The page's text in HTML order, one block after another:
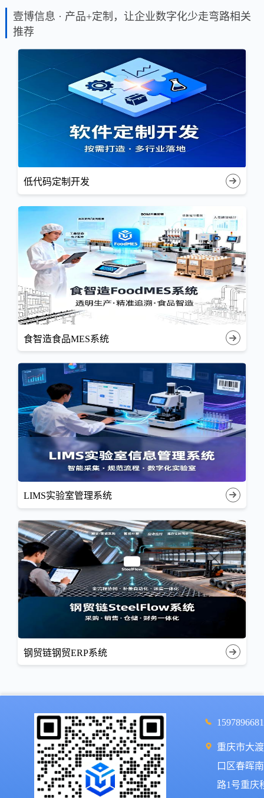
壹博信息 · 产品+定制，让企业数字化少走弯路相关
推荐
低代码定制开发
食智造食品MES系统
LIMS实验室管理系统
钢贸链钢贸ERP系统
重庆市大渡
口区春晖南
路1号重庆